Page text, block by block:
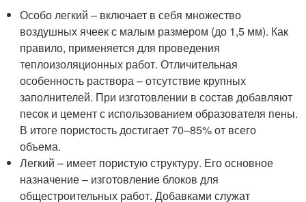
Особо легкий – включает в себя множество
воздушных ячеек с малым размером (до 1,5 мм). Как
правило, применяется для проведения
теплоизоляционных работ. Отличительная
особенность раствора – отсутствие крупных
заполнителей. При изготовлении в состав добавляют
песок и цемент с использованием образователя пены.
В итоге пористость достигает 70–85% от всего
объема.
Легкий – имеет пористую структуру. Его основное
назначение – изготовление блоков для
общестроительных работ. Добавками служат